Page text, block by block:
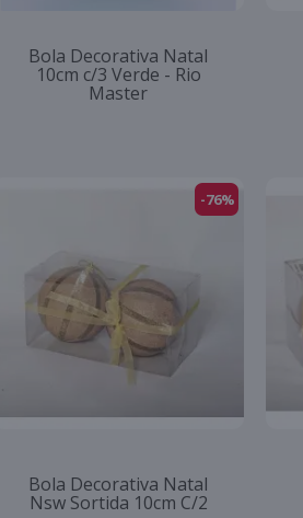
Bola Decorativa Natal
10cm c/3 Verde - Rio
Master
-76%
Bola Decorativa Natal
Nsw Sortida 10cm C/2